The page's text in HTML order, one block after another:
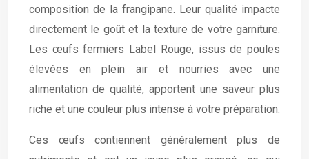
composition de la frangipane. Leur qualité impacte
directement le goût et la texture de votre garniture.
Les œufs fermiers Label Rouge, issus de poules
élevées en plein air et nourries avec une
alimentation de qualité, apportent une saveur plus
riche et une couleur plus intense à votre préparation.
Ces œufs contiennent généralement plus de